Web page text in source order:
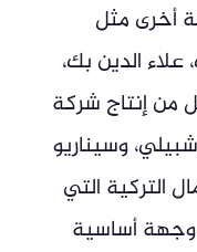
أخرى مثل
الدين بك،
من إنتاج شركة
وسيناريو
التركية التي
وجهة أساسية